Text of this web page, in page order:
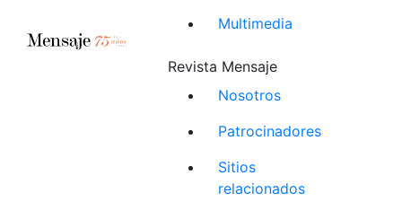
Multimedia
Revista Mensaje
Nosotros
Patrocinadores
Sitios
relacionados